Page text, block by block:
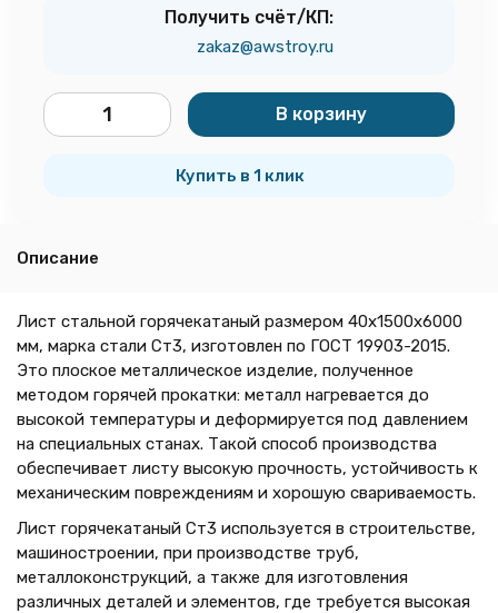
Получить счёт/КП:
zakaz@awstroy.ru
В корзину
Купить в 1 клик
Описание
Лист стальной горячекатаный размером 40х1500х6000
мм, марка стали Ст3, изготовлен по ГОСТ 19903-2015.
Это плоское металлическое изделие, полученное
методом горячей прокатки: металл нагревается до
высокой температуры и деформируется под давлением
на специальных станах. Такой способ производства
обеспечивает листу высокую прочность, устойчивость к
механическим повреждениям и хорошую свариваемость.
Лист горячекатаный Ст3 используется в строительстве,
машиностроении, при производстве труб,
металлоконструкций, а также для изготовления
различных деталей и элементов, где требуется высокая